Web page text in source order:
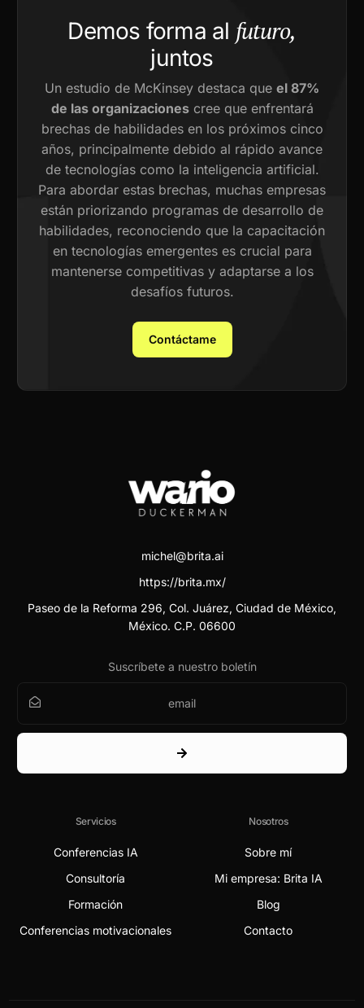
Demos forma al futuro,
juntos
Un estudio de McKinsey destaca que el 87%
de las organizacionescree que enfrentará
brechas de habilidades en los próximos cinco
años, principalmente debido al rápido avance
de tecnologías como la inteligencia artificial.
Para abordar estas brechas, muchas empresas
están priorizando programas de desarrollo de
habilidades, reconociendo que la capacitación
en tecnologías emergentes es crucial para
mantenerse competitivas y adaptarse a los
desafíos futuros.
Contáctame
michel@brita.ai
https://brita.mx/
Paseo de la Reforma 296, Col. Juárez, Ciudad de México,
México. C.P. 06600
Suscríbete a nuestro boletín
Servicios
Conferencias IA
Consultoría
Formación
Conferencias motivacionales
Nosotros
Sobre mí
Mi empresa: Brita IA
Blog
Contacto